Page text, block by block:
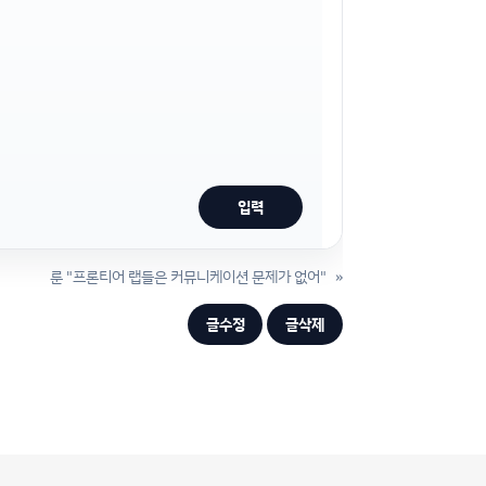
룬 "프론티어 랩들은 커뮤니케이션 문제가 없어" »
글수정 글삭제